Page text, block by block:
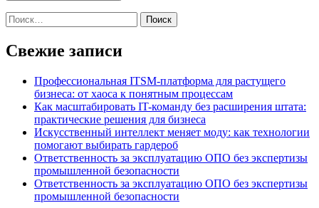
Найти:
Свежие записи
Профессиональная ITSM-платформа для растущего
бизнеса: от хаоса к понятным процессам
Как масштабировать IT-команду без расширения штата:
практические решения для бизнеса
Искусственный интеллект меняет моду: как технологии
помогают выбирать гардероб
Ответственность за эксплуатацию ОПО без экспертизы
промышленной безопасности
Ответственность за эксплуатацию ОПО без экспертизы
промышленной безопасности